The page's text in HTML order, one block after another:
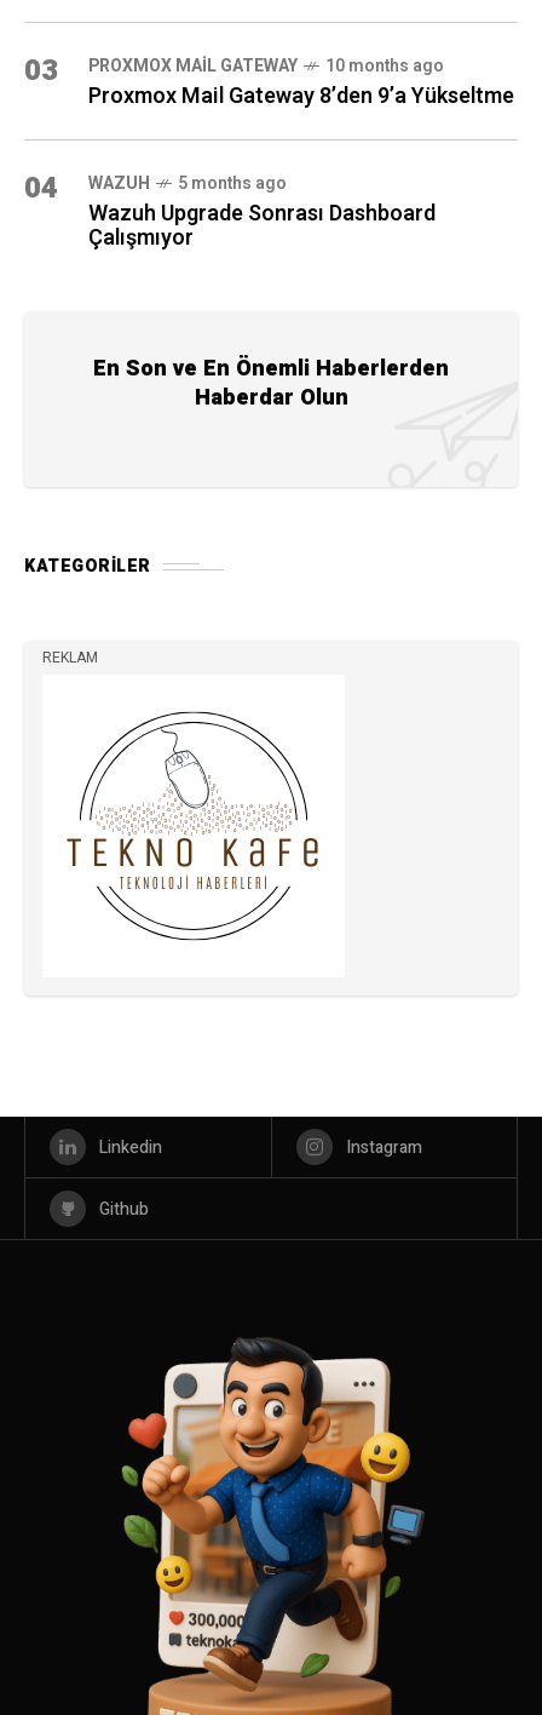
03 PROXMOX MAIL GATEWAY 10 months ago
Proxmox Mail Gateway 8’den 9’a Yükseltme
04 WAZUH 5 months ago
Wazuh Upgrade Sonrası Dashboard
Çalışmıyor
En Son ve En Önemli Haberlerden
Haberdar Olun
KATEGORILER
REKLAM
Linkedin Instagram
Github